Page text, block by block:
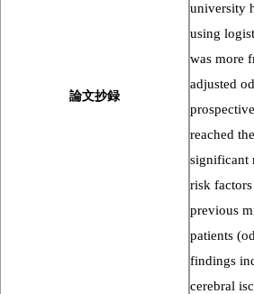
論文抄録
university
using
was more
adjusted
reached
significant
risk
previous
patients
findings
cerebral